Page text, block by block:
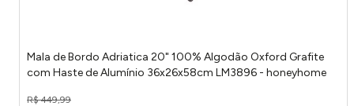
Mala de Bordo Adriatica 20" 100% Algodão Oxford Grafite
com Haste de Alumínio 36x26x58cm LM3896 - honeyhome
R$ 449,99